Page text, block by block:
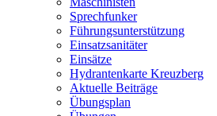
Sprechfunker
Führungsunterstützung
Einsatzsanitäter
Einsätze
Hydrantenkarte Kreuzberg
Aktuelle Beiträge
Übungsplan